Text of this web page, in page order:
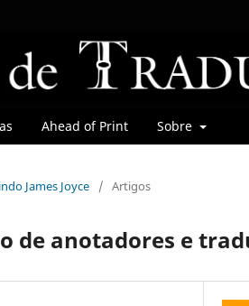
Ahead of Print Sobre
James Joyce / Artigos
de anotadores e